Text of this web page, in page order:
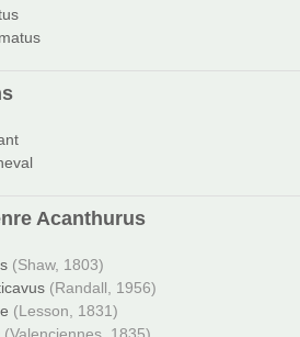
Acanthurus
(Shaw, 1803)
(Randall, 1956)
(Lesson, 1831)